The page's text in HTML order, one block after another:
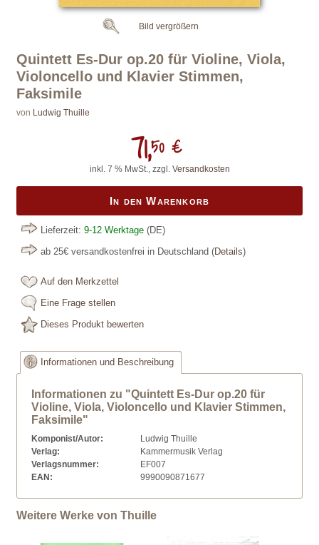
Quintett Es-Dur op.20 für Violine, Viola,
Violoncello und Klavier Stimmen,
Faksimile
von Ludwig Thuille
71,50 €
inkl. 7 % MwSt., zzgl. Versandkosten
In den Warenkorb
Lieferzeit: 9-12 Werktage (DE)
ab 25€ versandkostenfrei in Deutschland (Details)
Auf den Merkzettel
Eine Frage stellen
Dieses Produkt bewerten
Bild vergrößern
Informationen und Beschreibung
Informationen zu "Quintett Es-Dur op.20 für
Violine, Viola, Violoncello und Klavier Stimmen,
Faksimile"
Komponist/Autor:
Ludwig Thuille
Verlag:
Kammermusik Verlag
Verlagsnummer:
EF007
EAN:
9990090871677
Weitere Werke von Thuille